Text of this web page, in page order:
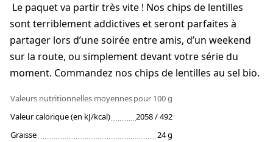
Le paquet va partir très vite ! Nos chips de lentilles
sont terriblement addictives et seront parfaites à
partager lors d’une soirée entre amis, d’un weekend
sur la route, ou simplement devant votre série du
moment. Commandez nos chips de lentilles au sel bio.
Valeurs nutritionnelles moyennespour 100 g
Valeur calorique (en kJ/kcal)
2058 / 492
Graisse
24 g